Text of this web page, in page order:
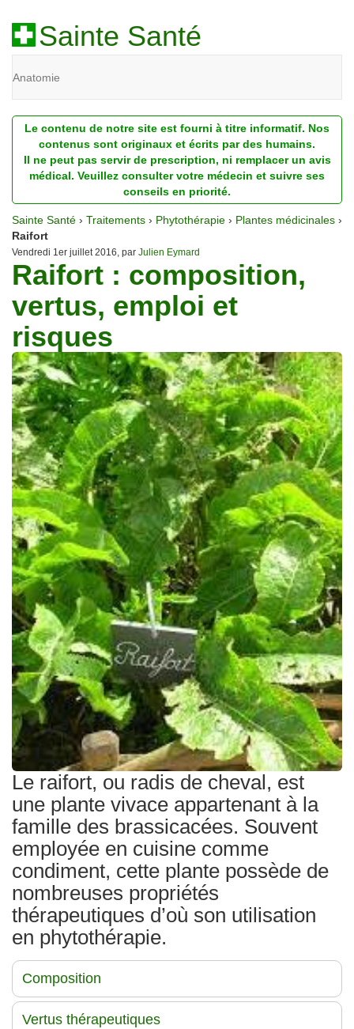
Sainte Santé
Anatomie
Diagnostic
Dossiers
Homéopathie
Nutrition
Pathologie
Psychologie
Recherches
Traitements
Le contenu de notre site est fourni à titre informatif. Nos
contenus sont originaux et écrits par des humains.
Il ne peut pas servir de prescription, ni remplacer un avis
médical. Veuillez consulter votre médecin et suivre ses
conseils en priorité.
Sainte Santé › Traitements › Phytothérapie › Plantes médicinales ›
Raifort
Vendredi 1er juillet 2016, par Julien Eymard
Raifort : composition,
vertus, emploi et
risques
Le raifort, ou radis de cheval, est
une plante vivace appartenant à la
famille des brassicacées. Souvent
employée en cuisine comme
condiment, cette plante possède de
nombreuses propriétés
thérapeutiques d’où son utilisation
en phytothérapie.
Composition
Vertus thérapeutiques